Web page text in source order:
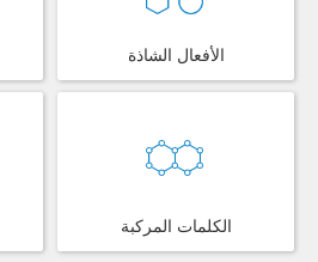
الأفعال الشاذة
الكلمات المركبة